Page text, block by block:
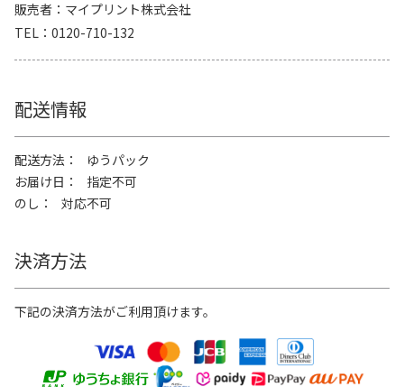
販売者
マイプリント株式会社
TEL
0120-710-132
配送情報
配送方法
ゆうパック
お届け日
指定不可
のし
対応不可
決済方法
下記の決済方法がご利用頂けます。